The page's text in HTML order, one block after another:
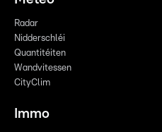
Radar
Nidderschléi
Quantitéiten
Wandvitessen
CityClim
Immo